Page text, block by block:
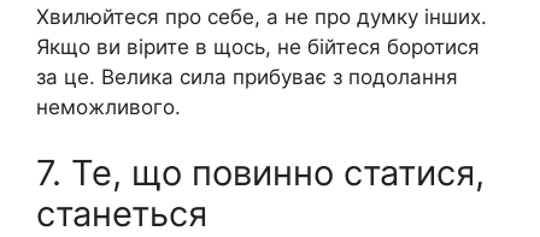
Хвилюйтеся про себе, а не про думку інших.
Якщо ви вірите в щось, не бійтеся боpотися
за це. Велика сила прибуває з подолання
неможливого.
7. Те, що повинно статися,
станеться